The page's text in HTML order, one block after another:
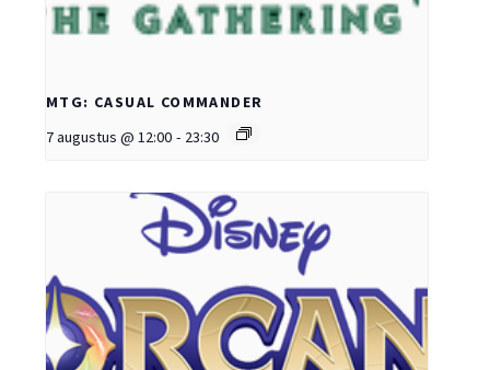
MTG: CASUAL COMMANDER
7 augustus @ 12:00 - 23:30